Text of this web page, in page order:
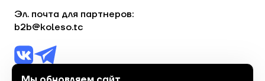
Эл. почта для партнеров:
b2b@koleso.tc